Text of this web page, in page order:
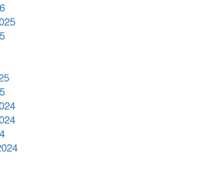
কী পারবে না
কর্তৃত্ব না থাকায় ধর্ষণ বেড়ে
: রিজভী
গাড়িচাপায় পোশাকশ্রমিক
সড়ক অবরোধ
রক্তের সঙ্গে বেইমানি হয় এমন
কেউ যেন না করি -জামায়াত আমির